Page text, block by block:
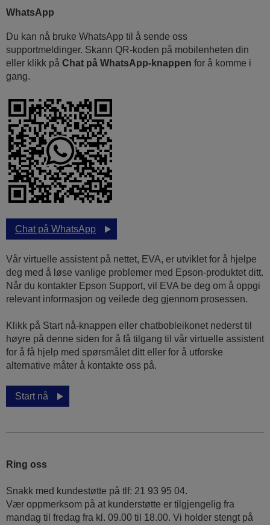
WhatsApp
Du kan nå bruke WhatsApp til å sende oss
supportmeldinger. Skann QR-koden på mobilenheten din
eller klikk på Chat på WhatsApp-knappen for å komme i
gang.
Chat på WhatsApp
Vår virtuelle assistent på nettet, EVA, er utviklet for å hjelpe
deg med å løse vanlige problemer med Epson-produktet ditt.
Når du kontakter Epson Support, vil EVA be deg om å oppgi
relevant informasjon og veilede deg gjennom prosessen.
Klikk på Start nå-knappen eller chatbobleikonet nederst til
høyre på denne siden for å få tilgang til vår virtuelle assistent
for å få hjelp med spørsmålet ditt eller for å utforske
alternative måter å kontakte oss på.
Start nå
Ring oss
Snakk med kundestøtte på tlf: 21 93 95 04.
Vær oppmerksom på at kunderstøtte er tilgjengelig fra
mandag til fredag fra kl. 09.00 til 18.00. Vi holder stengt på